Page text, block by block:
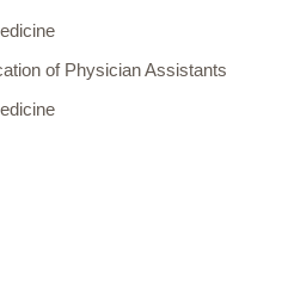
of Physician Assistants